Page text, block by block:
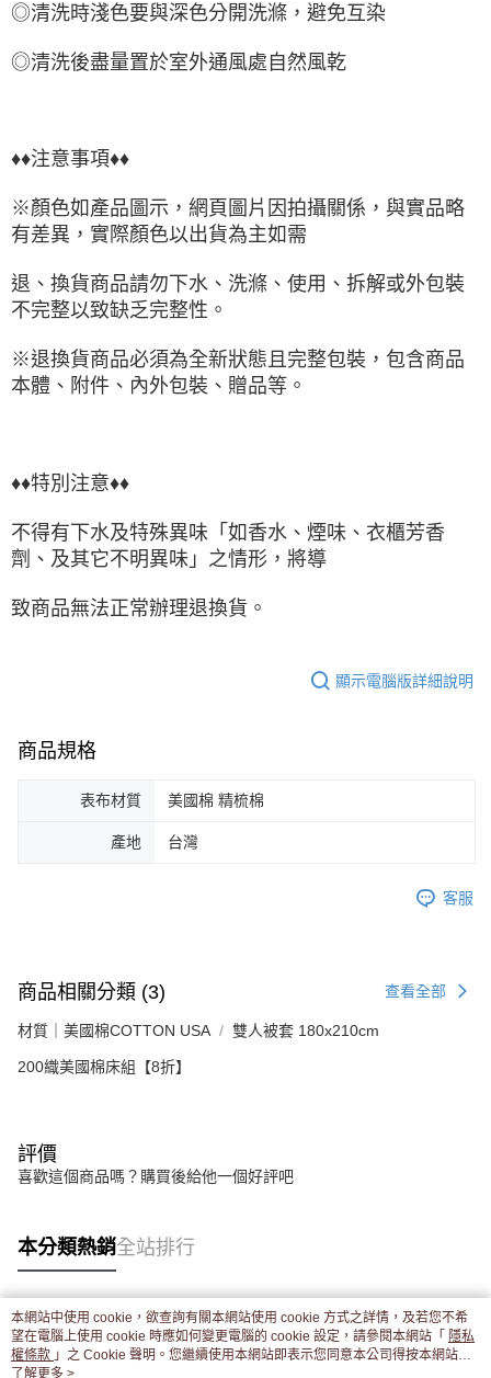
◎清洗時淺色要與深色分開洗滌，避免互染
◎清洗後盡量置於室外通風處自然風乾
♦♦注意事項♦♦
※顏色如產品圖示，網頁圖片因拍攝關係，與實品略
有差異，實際顏色以出貨為主如需
退、換貨商品請勿下水、洗滌、使用、拆解或外包裝
不完整以致缺乏完整性。
※退換貨商品必須為全新狀態且完整包裝，包含商品
本體、附件、內外包裝、贈品等。
♦♦特別注意♦♦
不得有下水及特殊異味「如香水、煙味、衣櫃芳香
劑、及其它不明異味」之情形，將導
致商品無法正常辦理退換貨。
顯示電腦版詳細說明
商品規格
表布材質 美國棉 精梳棉
產地 台灣
客服
商品相關分類 (3) 查看全部
材質｜美國棉COTTON USA 雙人被套 180x210cm
200織美國棉床組【8折】
評價
喜歡這個商品嗎？購買後給他一個好評吧
本分類熱銷全站排行
熱門標籤
本網站中使用 cookie，欲查詢有關本網站使用 cookie 方式之詳情，及若您不希
望在電腦上使用 cookie 時應如何變更電腦的 cookie 設定，請參閱本網站「 隱私
權條款 」之 Cookie 聲明。您繼續使用本網站即表示您同意本公司得按本網站使
用條款之 Cookie 聲明使用 cookie。
了解更多 >